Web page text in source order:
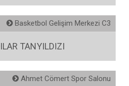
Basketbol Gelişim Merkezi C3
TANYILDIZI
Ahmet Cömert Spor Salonu